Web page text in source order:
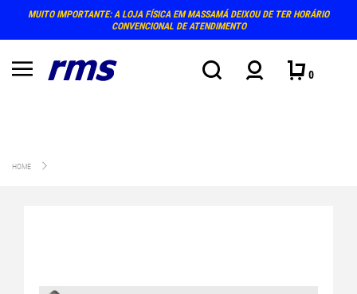
MUITO IMPORTANTE: A LOJA FÍSICA EM MASSAMÁ DEIXOU DE TER HORÁRIO
CONVENCIONAL DE ATENDIMENTO
0
HOME